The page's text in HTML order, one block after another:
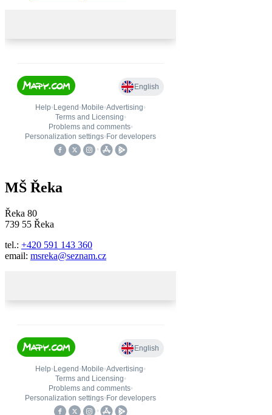
MŠ Řeka
Řeka 80
739 55 Řeka
tel.: +420 591 143 360
email: msreka@seznam.cz